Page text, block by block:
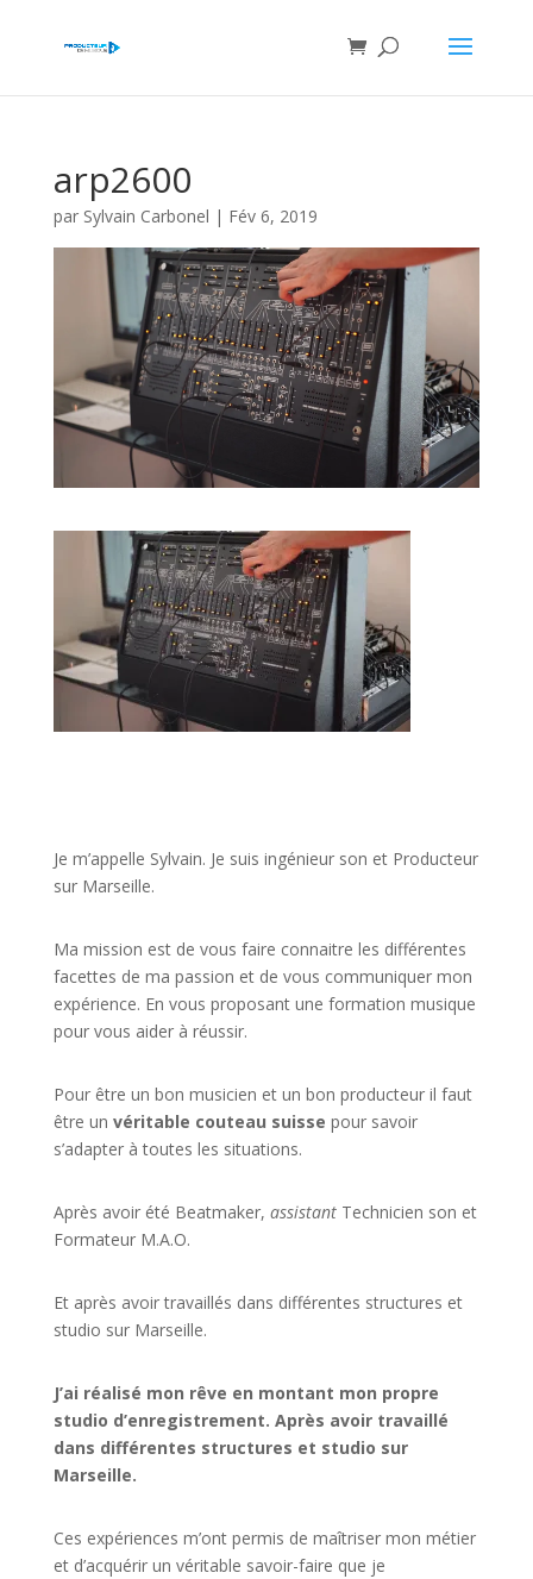
arp2600
par Sylvain Carbonel | Fév 6, 2019
Je m’appelle Sylvain. Je suis ingénieur son et Producteur
sur Marseille.
Ma mission est de vous faire connaitre les différentes
facettes de ma passion et de vous communiquer mon
expérience. En vous proposant une formation musique
pour vous aider à réussir.
Pour être un bon musicien et un bon producteur il faut
être un véritable couteau suisse pour savoir
s’adapter à toutes les situations.
Après avoir été Beatmaker, assistant Technicien son et
Formateur M.A.O.
Et après avoir travaillés dans différentes structures et
studio sur Marseille.
J’ai réalisé mon rêve en montant mon propre
studio d’enregistrement. Après avoir travaillé
dans différentes structures et studio sur
Marseille.
Ces expériences m’ont permis de maîtriser mon métier
et d’acquérir un véritable savoir-faire que je